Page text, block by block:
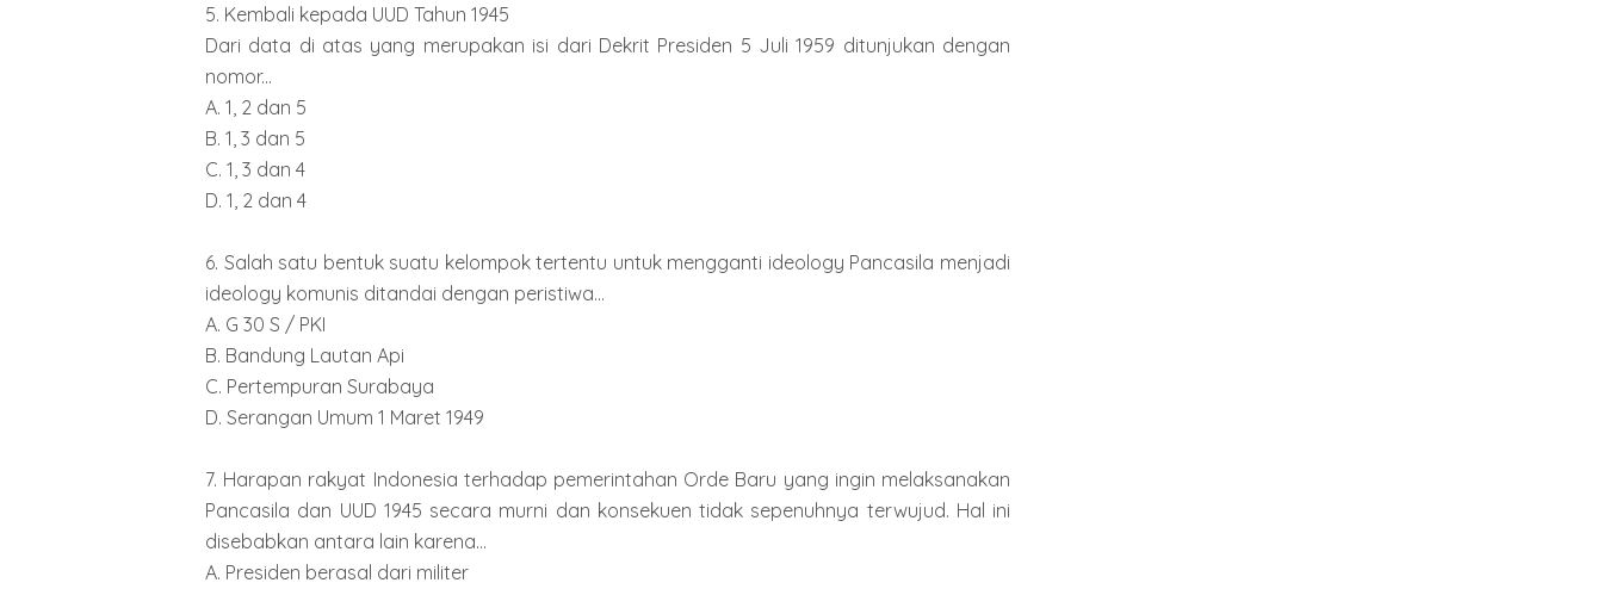
5. Kembali kepada UUD Tahun 1945
Dari data di atas yang merupakan isi dari Dekrit Presiden 5 Juli 1959 ditunjukan dengan
nomor...
A. 1, 2 dan 5
B. 1, 3 dan 5
C. 1, 3 dan 4
D. 1, 2 dan 4
6. Salah satu bentuk suatu kelompok tertentu untuk mengganti ideology Pancasila menjadi
ideology komunis ditandai dengan peristiwa...
A. G 30 S / PKI
B. Bandung Lautan Api
C. Pertempuran Surabaya
D. Serangan Umum 1 Maret 1949
7. Harapan rakyat Indonesia terhadap pemerintahan Orde Baru yang ingin melaksanakan
Pancasila dan UUD 1945 secara murni dan konsekuen tidak sepenuhnya terwujud. Hal ini
disebabkan antara lain karena...
A. Presiden berasal dari militer